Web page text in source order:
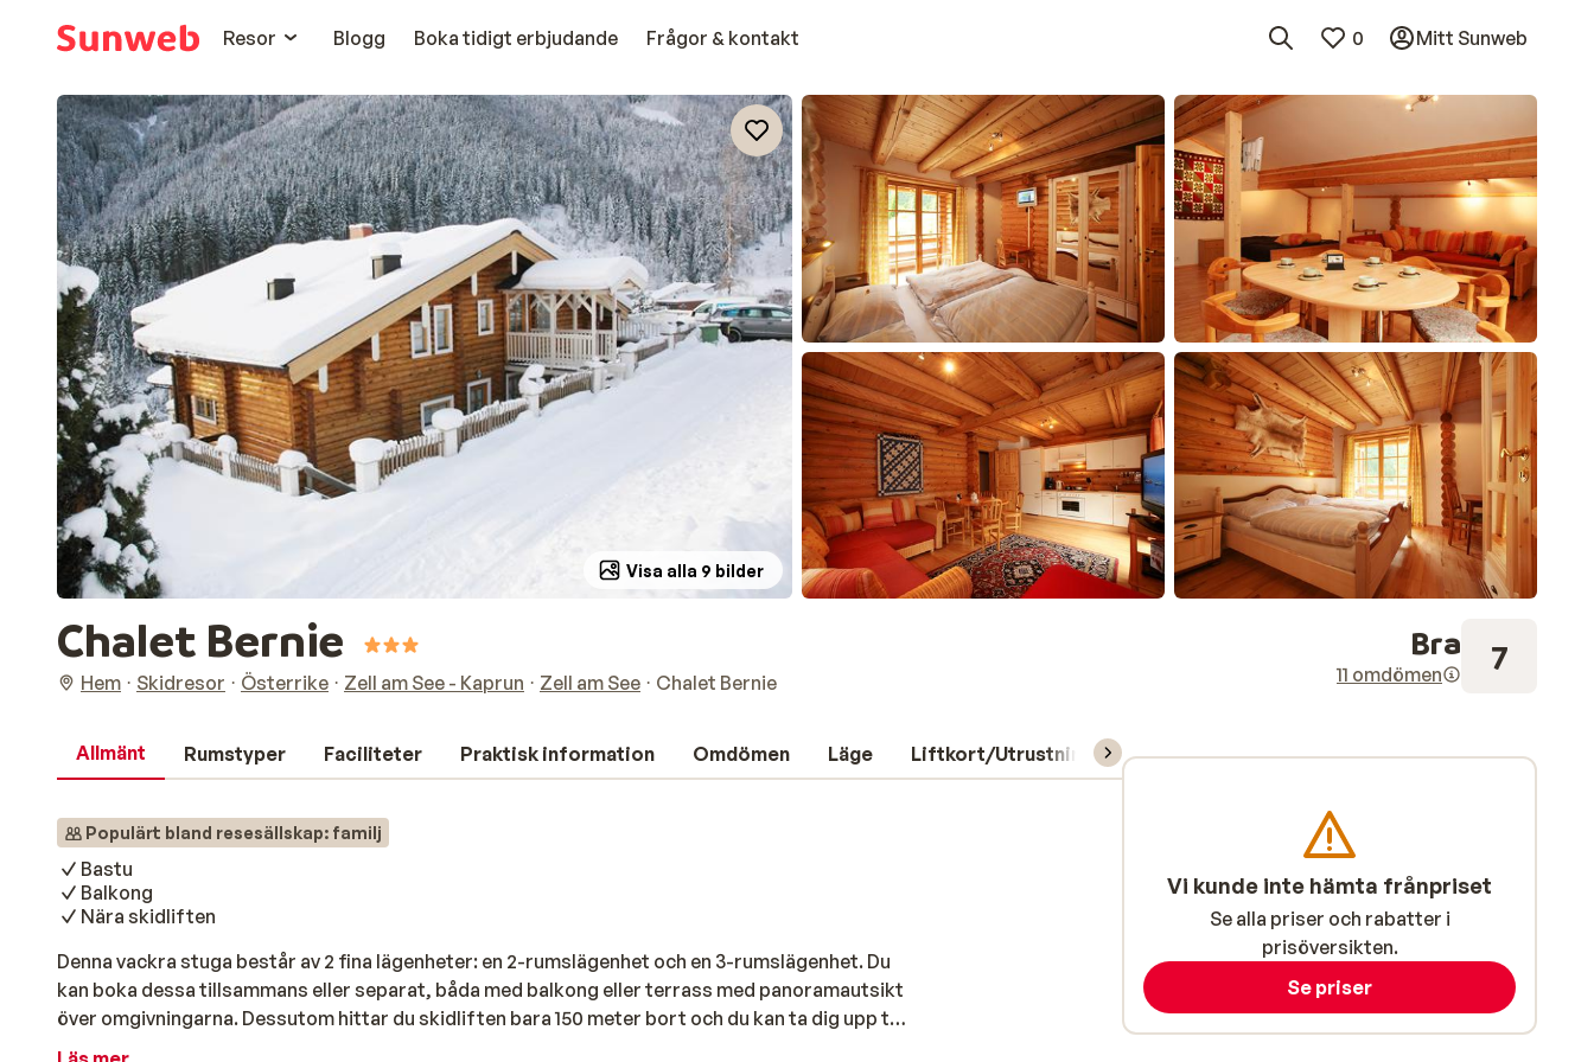
Resor
Blogg Boka tidigt erbjudande Frågor & kontakt 0 Mitt Sunweb
Visa alla 9 bilder
Chalet Bernie
Hem Skidresor Österrike Zell am See - Kaprun Zell am See Chalet Bernie
Bra
11 omdömen 7
Allmänt Rumstyper Faciliteter Praktisk information Omdömen Läge Liftkort/Utrustning/Skidskola
Populärt bland resesällskap: familj
Bastu
Balkong
Nära skidliften
Denna vackra stuga består av 2 fina lägenheter: en 2-rumslägenhet och en 3-rumslägenhet. Du
kan boka dessa tillsammans eller separat, båda med balkong eller terrass med panoramautsikt
över omgivningarna. Dessutom hittar du skidliften bara 150 meter bort och du kan ta dig upp till
100 meter från stugan. I båda lägenheterna hittar du ett mysigt vardagsrum, där du kan koppla
Vi kunde inte hämta frånpriset
Se alla priser och rabatter i
prisöversikten.
Se priser